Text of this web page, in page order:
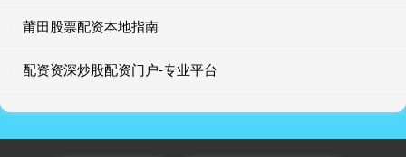
莆田股票配资本地指南
配资资深炒股配资门户-专业平台